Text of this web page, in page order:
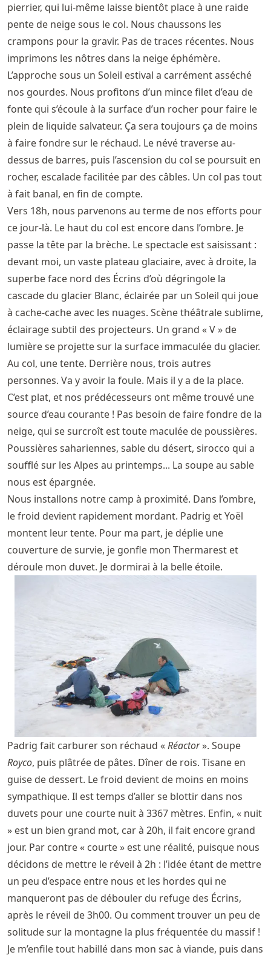
pierrier, qui lui-même laisse bientôt place à une raide
pente de neige sous le col. Nous chaussons les
crampons pour la gravir. Pas de traces récentes. Nous
imprimons les nôtres dans la neige éphémère.
L’approche sous un Soleil estival a carrément asséché
nos gourdes. Nous profitons d’un mince filet d’eau de
fonte qui s’écoule à la surface d’un rocher pour faire le
plein de liquide salvateur. Ça sera toujours ça de moins
à faire fondre sur le réchaud. Le névé traverse au-
dessus de barres, puis l’ascension du col se poursuit en
rocher, escalade facilitée par des câbles. Un col pas tout
à fait banal, en fin de compte.
Vers 18h, nous parvenons au terme de nos efforts pour
ce jour-là. Le haut du col est encore dans l’ombre. Je
passe la tête par la brèche. Le spectacle est saisissant :
devant moi, un vaste plateau glaciaire, avec à droite, la
superbe face nord des Écrins d’où dégringole la
cascade du glacier Blanc, éclairée par un Soleil qui joue
à cache-cache avec les nuages. Scène théâtrale sublime,
éclairage subtil des projecteurs. Un grand « V » de
lumière se projette sur la surface immaculée du glacier.
Au col, une tente. Derrière nous, trois autres
personnes. Va y avoir la foule. Mais il y a de la place.
C’est plat, et nos prédécesseurs ont même trouvé une
source d’eau courante ! Pas besoin de faire fondre de la
neige, qui se surcroît est toute maculée de poussières.
Poussières sahariennes, sable du désert, sirocco qui a
soufflé sur les Alpes au printemps... La soupe au sable
nous est épargnée.
Nous installons notre camp à proximité. Dans l’ombre,
le froid devient rapidement mordant. Padrig et Yoël
montent leur tente. Pour ma part, je déplie une
couverture de survie, je gonfle mon Thermarest et
déroule mon duvet. Je dormirai à la belle étoile.
Padrig fait carburer son réchaud «Réactor». Soupe
Royco, puis plâtrée de pâtes. Dîner de rois. Tisane en
guise de dessert. Le froid devient de moins en moins
sympathique. Il est temps d’aller se blottir dans nos
duvets pour une courte nuit à 3367 mètres. Enfin, « nuit
» est un bien grand mot, car à 20h, il fait encore grand
jour. Par contre « courte » est une réalité, puisque nous
décidons de mettre le réveil à 2h : l’idée étant de mettre
un peu d’espace entre nous et les hordes qui ne
manqueront pas de débouler du refuge des Écrins,
après le réveil de 3h00. Ou comment trouver un peu de
solitude sur la montagne la plus fréquentée du massif !
Je m’enfile tout habillé dans mon sac à viande, puis dans